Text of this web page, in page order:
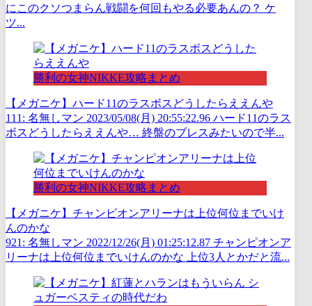
にこのクソつまらん戦闘を何回もやる必要あんの？ ケ
ツ...
勝利の女神NIKKE攻略まとめ
【メガニケ】ハード11のラスボスどうしたらええんや
111: 名無しマン 2023/05/08(月) 20:55:22.96 ハード11のラス
ボスどうしたらええんや… 終盤のブレスみたいので半...
勝利の女神NIKKE攻略まとめ
【メガニケ】チャンピオンアリーナは上位何位までいけ
んのかな
921: 名無しマン 2022/12/26(月) 01:25:12.87 チャンピオンア
リーナは上位何位までいけんのかな 上位3人とかだと流...